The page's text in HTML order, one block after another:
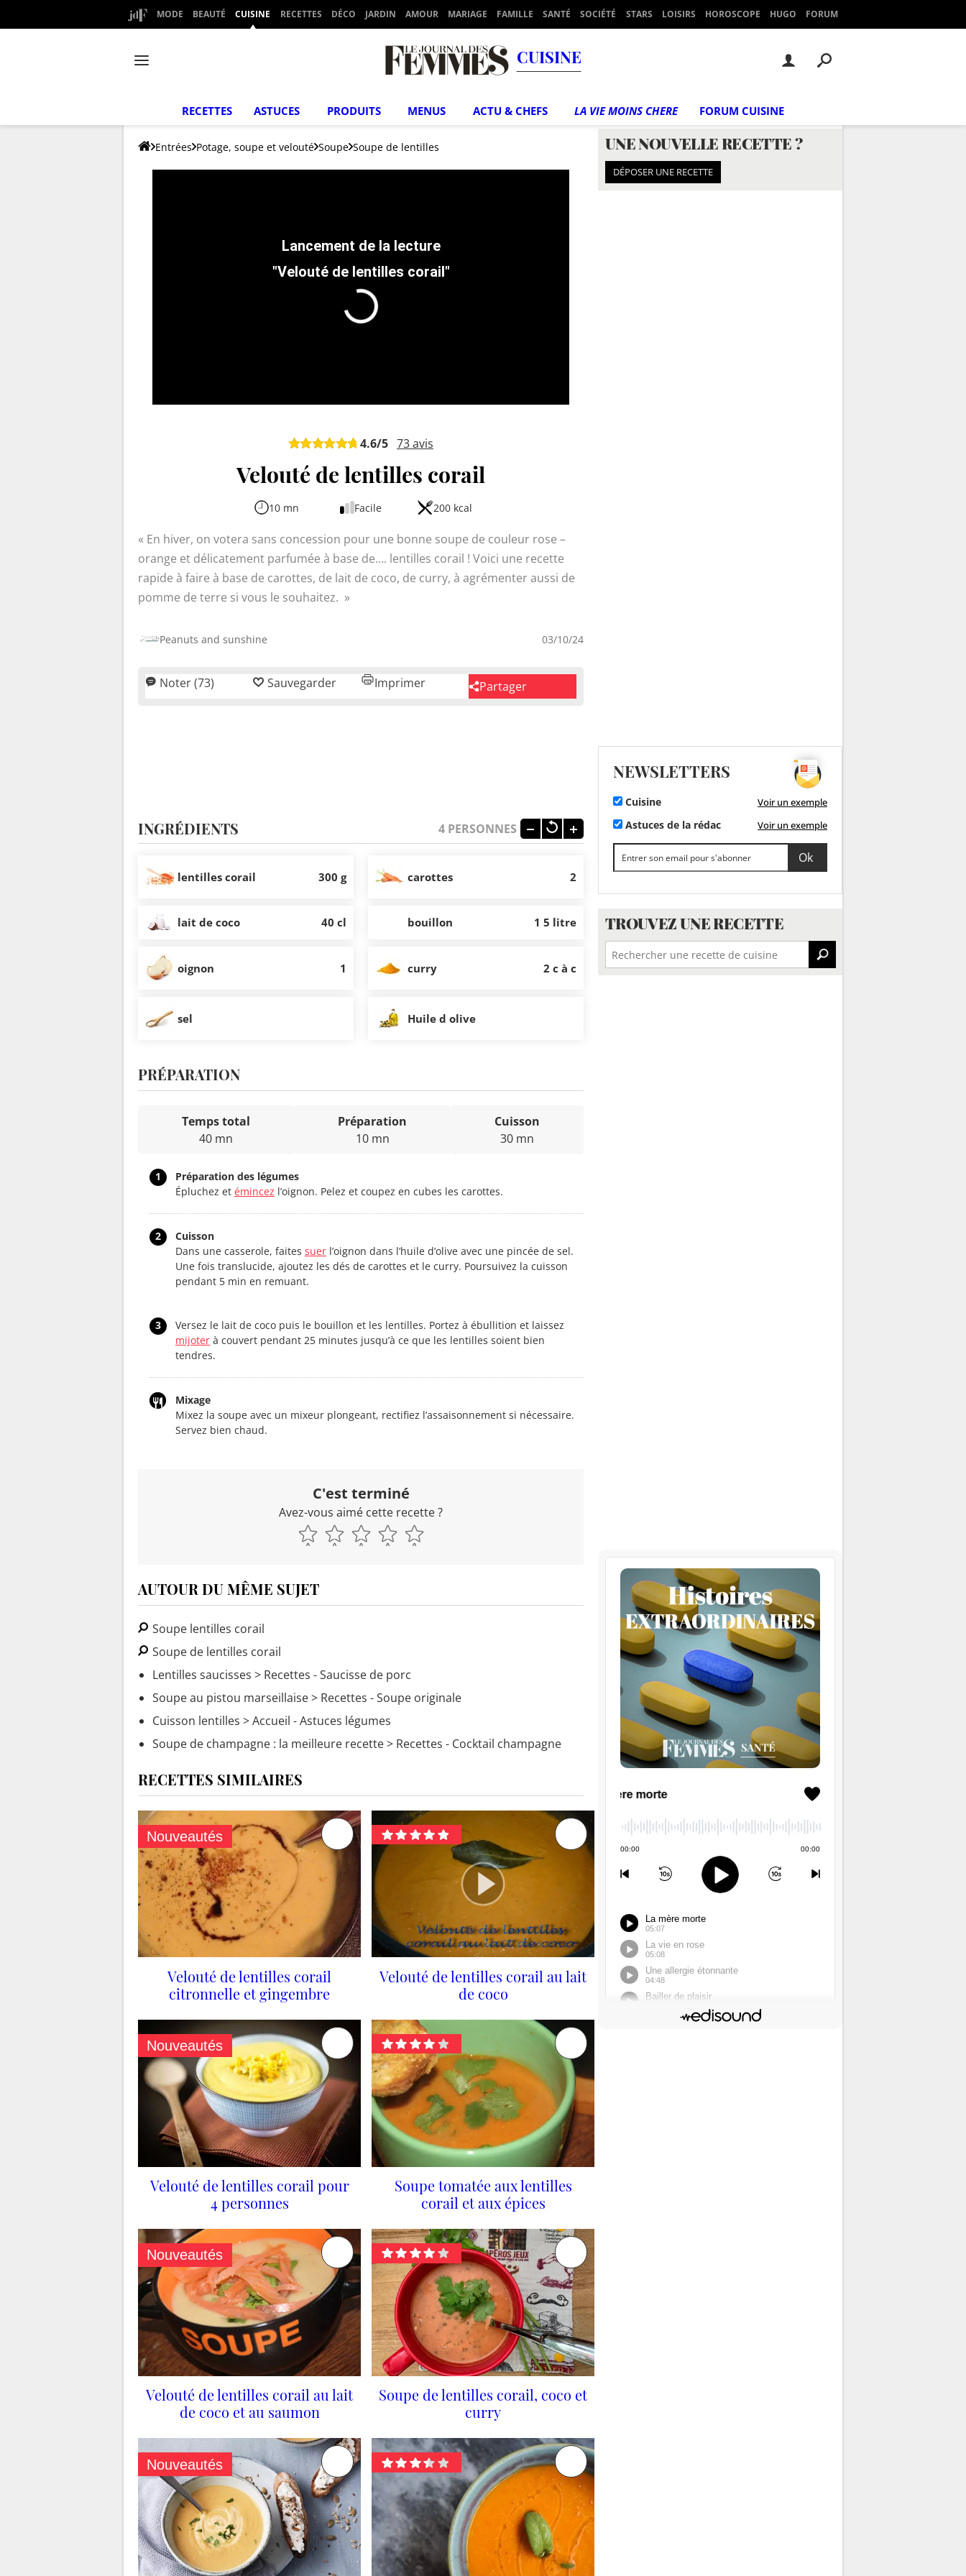
MODE BEAUTÉ CUISINE RECETTES DÉCO JARDIN AMOUR MARIAGE FAMILLE SANTÉ SOCIÉTÉ STARS LOISIRS HOROSCOPE HUGO FORUM
CUISINE
RECETTES ASTUCES PRODUITS MENUS ACTU & CHEFS LA VIE MOINS CHERE FORUM CUISINE
Entrées Potage, soupe et velouté Soupe Soupe de lentilles
"Velouté de lentilles corail"
4.6/5 73avis
Velouté de lentilles corail
10 mn Facile 200 kcal
En hiver, on votera sans concession pour une bonne soupe de couleur rose –
orange et délicatement parfumée à base de…. lentilles corail ! Voici une recette
rapide à faire à base de carottes, de lait de coco, de curry, à agrémenter aussi de
pomme de terre si vous le souhaitez.
Peanuts and sunshine 03/10/24
Noter (73) Sauvegarder Imprimer Partager
INGRÉDIENTS 4 PERSONNES
lentilles corail 300 g carottes 2
lait de coco 40 cl bouillon 1 5 litre
oignon 1 curry 2 c à c
sel Huile d olive
PRÉPARATION
Temps total
40 mn
Préparation
10 mn
Cuisson
30 mn
1
Préparation des légumes
Épluchez et émincez l’oignon. Pelez et coupez en cubes les carottes.
2
Cuisson
Dans une casserole, faites suer l’oignon dans l’huile d’olive avec une pincée de sel.
Une fois translucide, ajoutez les dés de carottes et le curry. Poursuivez la cuisson
pendant 5 min en remuant.
3
Versez le lait de coco puis le bouillon et les lentilles. Portez à ébullition et laissez
mijoter à couvert pendant 25 minutes jusqu’à ce que les lentilles soient bien
tendres.
Mixage
Mixez la soupe avec un mixeur plongeant, rectifiez l’assaisonnement si nécessaire.
Servez bien chaud.
C'est terminé
Avez-vous aimé cette recette ?
AUTOUR DU MÊME SUJET
Soupe lentilles corail
Soupe de lentilles corail
Lentilles saucisses > Recettes - Saucisse de porc
Soupe au pistou marseillaise> Recettes - Soupe originale
Cuisson lentilles > Accueil - Astuces légumes
Soupe de champagne : la meilleure recette> Recettes - Cocktail champagne
RECETTES SIMILAIRES
Nouveautés
Velouté de lentilles corail
citronnelle et gingembre
Velouté de lentilles corail au lait
de coco
Nouveautés
Velouté de lentilles corail pour
4 personnes
Soupe tomatée aux lentilles
corail et aux épices
Nouveautés
Velouté de lentilles corail au lait
de coco et au saumon
Soupe de lentilles corail, coco et
curry
Nouveautés
UNE NOUVELLE RECETTE ?
DÉPOSER UNE RECETTE
NEWSLETTERS
Cuisine Voir un exemple
Astuces de la rédac Voir un exemple
TROUVEZ UNE RECETTE